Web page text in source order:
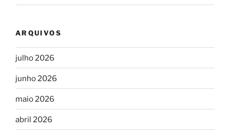
ARQUIVOS
julho 2026
junho 2026
maio 2026
abril 2026